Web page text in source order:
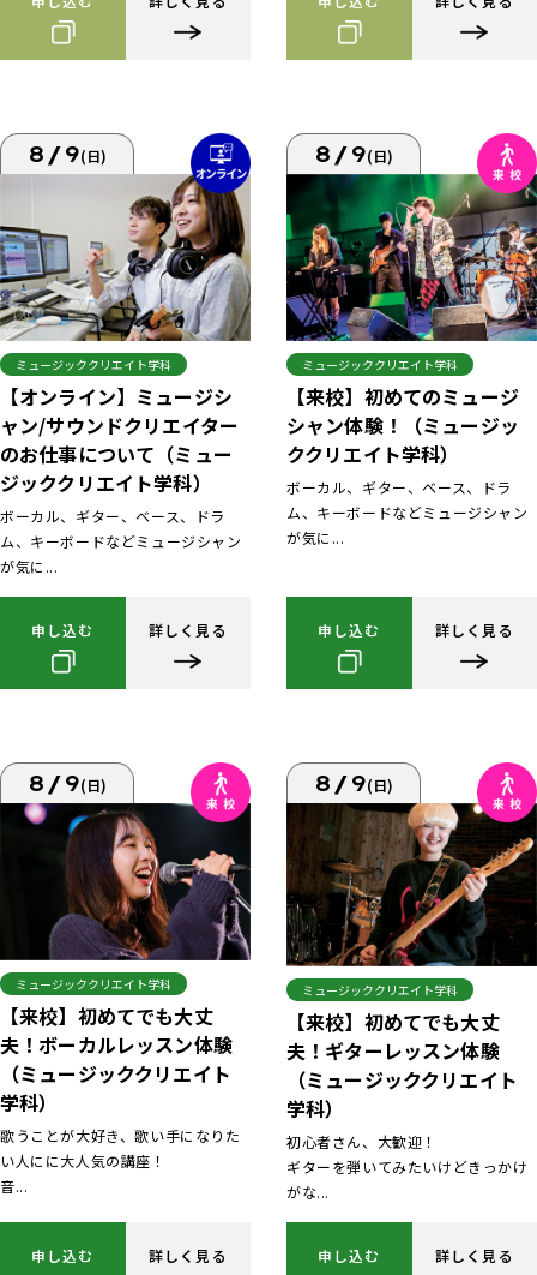
8/9(日)
ミュージッククリエイト学科
【オンライン】ミュージシ
ャン/サウンドクリエイター
のお仕事について（ミュー
ジッククリエイト学科）
ボーカル、ギター、ベース、ドラ
ム、キーボードなどミュージシャン
が気に...
申し込む 詳しく見る
8/9(日)
ミュージッククリエイト学科
【来校】初めてのミュージ
シャン体験！（ミュージッ
ククリエイト学科）
ボーカル、ギター、ベース、ドラ
ム、キーボードなどミュージシャン
が気に...
申し込む 詳しく見る
8/9(日)
ミュージッククリエイト学科
【来校】初めてでも大丈
夫！ボーカルレッスン体験
（ミュージッククリエイト
学科）
歌うことが大好き、歌い手になりた
い人にに大人気の講座！
音...
申し込む 詳しく見る
8/9(日)
ミュージッククリエイト学科
【来校】初めてでも大丈
夫！ギターレッスン体験
（ミュージッククリエイト
学科）
初心者さん、大歓迎！
ギターを弾いてみたいけどきっかけ
がな...
申し込む 詳しく見る